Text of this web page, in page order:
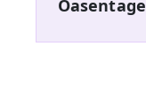
Oasentage